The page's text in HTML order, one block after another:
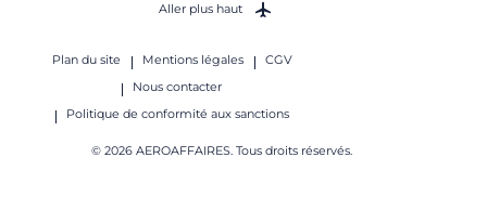
Plan du site Mentions légales
CGV
Nous contacter
Politique de conformité aux sanctions
© 2026 AEROAFFAIRES. Tous droits réservés.
Aller plus haut